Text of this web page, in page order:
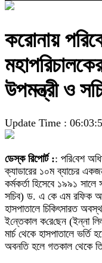
করোনায়
উপমন্ত্রী ও
Update Time :
ডেস্ক রিপোর্ট :: প‌রি‌বেশ
ক্যাডারের ১০ম ব্যাচের
কর্মকর্তা হিসেবে ১৯৯১ সালে
সচিব) ড. এ কে এম র‌ফিক
হাসপাতালে চিকিৎসারত
ই‌ন্তেকাল ক‌রে‌ছেন (ইন্না
মার্চ থেকে হাসপাতালে ভর্তি
অবনতি হলে গতকাল থেকে